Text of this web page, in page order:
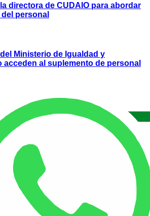
directora de CUDAIO para abordar
personal
Ministerio de Igualdad y
acceden al suplemento de personal